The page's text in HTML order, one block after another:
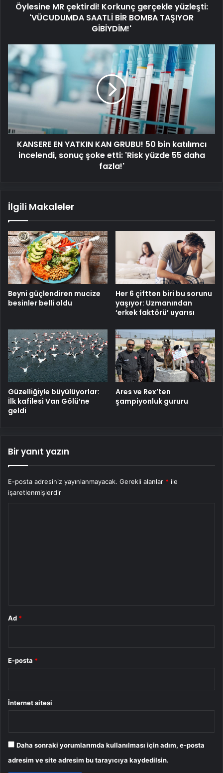
BOMBA
TAŞIYOR
Öylesine MR çektirdi! Korkunç gerçekle yüzleşti:
'VÜCUDUMDA SAATLİ BİR BOMBA TAŞIYOR
GİBİYDİM!'
KANSERE
EN
YATKIN
KAN
GRUBU!
50
incelendi,
sonuç
şoke
daha
KANSERE EN YATKIN KAN GRUBU! 50 bin katılımcı
incelendi, sonuç şoke etti: 'Risk yüzde 55 daha
fazla!'
İlgili Makaleler
Beyni güçlendiren mucize
besinler belli oldu
Her 6 çiftten biri bu sorunu
yaşıyor: Uzmanından
‘erkek faktörü’ uyarısı
Güzelliğiyle büyülüyorlar:
İlk kafilesi Van Gölü’ne
geldi
Ares ve Rex’ten
şampiyonluk gururu
Bir yanıt yazın
E-posta adresiniz yayınlanmayacak. Gerekli alanlar * ile
işaretlenmişlerdir
Ad *
E-posta *
İnternet sitesi
Daha sonraki yorumlarımda kullanılması için adım, e-posta
adresim ve site adresim bu tarayıcıya kaydedilsin.